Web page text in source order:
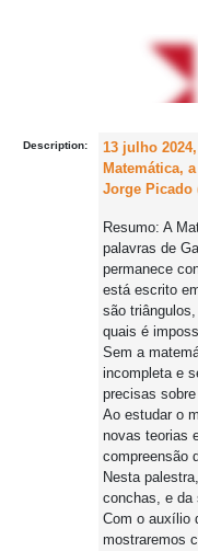
Description:
13 julho 2024,
Matemática,
Jorge Picado
Resumo: A
palavras de
permanece
está escrito
são
quais é
Sem a
incompleta e
precisas
Ao estudar o
novas teorias
compreensão
Nesta
conchas, e da
Com o auxílio
mostraremos